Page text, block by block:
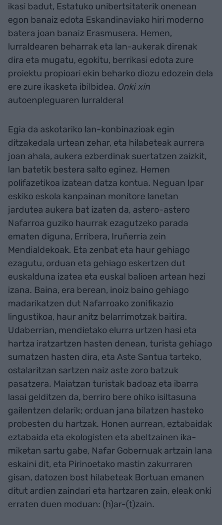
ikasi badut, Estatuko unibertsitaterik onenean
egon banaiz edota Eskandinaviako hiri moderno
batera joan banaiz Erasmusera. Hemen,
lurraldearen beharrak eta lan-aukerak direnak
dira eta mugatu, egokitu, berrikasi edota zure
proiektu propioari ekin beharko diozu edozein dela
ere zure ikasketa ibilbidea. Onki xin
autoenpleguaren lurraldera!
Egia da askotariko lan-konbinazioak egin
ditzakedala urtean zehar, eta hilabeteak aurrera
joan ahala, aukera ezberdinak suertatzen zaizkit,
lan batetik bestera salto eginez. Hemen
polifazetikoa izatean datza kontua. Neguan Ipar
eskiko eskola kanpainan monitore lanetan
jardutea aukera bat izaten da, astero-astero
Nafarroa guziko haurrak ezagutzeko parada
ematen diguna, Erribera, Iruñerria zein
Mendialdekoak. Eta zenbat eta haur gehiago
ezagutu, orduan eta gehiago eskertzen dut
euskalduna izatea eta euskal balioen artean hezi
izana. Baina, era berean, inoiz baino gehiago
madarikatzen dut Nafarroako zonifikazio
lingustikoa, haur anitz belarrimotzak baitira.
Udaberrian, mendietako elurra urtzen hasi eta
hartza iratzartzen hasten denean, turista gehiago
sumatzen hasten dira, eta Aste Santua tarteko,
ostalaritzan sartzen naiz aste zoro batzuk
pasatzera. Maiatzan turistak badoaz eta ibarra
lasai gelditzen da, berriro bere ohiko isiltasuna
gailentzen delarik; orduan jana bilatzen hasteko
probesten du hartzak. Honen aurrean, eztabaidak
eztabaida eta ekologisten eta abeltzainen ika-
miketan sartu gabe, Nafar Gobernuak artzain lana
eskaini dit, eta Pirinoetako mastin zakurraren
gisan, datozen bost hilabeteak Bortuan emanen
ditut ardien zaindari eta hartzaren zain, eleak onki
erraten duen moduan: (h)ar-(t)zain.